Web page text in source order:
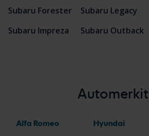
Subaru Forester
Subaru Impreza
Subaru Legacy
Subaru Outback
Automerkit
Alfa Romeo
Hyundai